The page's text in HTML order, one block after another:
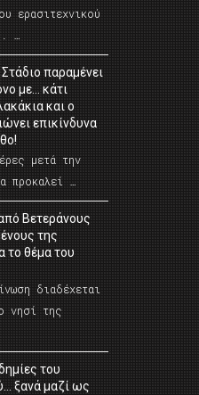
ερασιτεχνικού
…
παραμένει
με… κάτι
και ο
επικίνδυνα
μετά την
προκαλεί …
Βετεράνους
της
το θέμα του
διαδέχεται
νησί της
του
ξανά μαζί ως